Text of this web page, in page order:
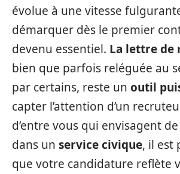
évolue à une vitesse
démarquer dès le premier
devenu essentiel. La lettre de
bien que parfois reléguée au
par certains, reste un outil
capter l’attention d’un
d’entre vous qui envisagent de
dans un service civique, il est
que votre candidature reflète